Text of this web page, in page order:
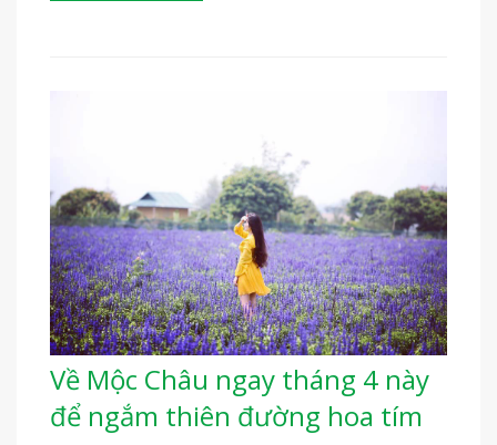
Về Mộc Châu ngay tháng 4 này
để ngắm thiên đường hoa tím